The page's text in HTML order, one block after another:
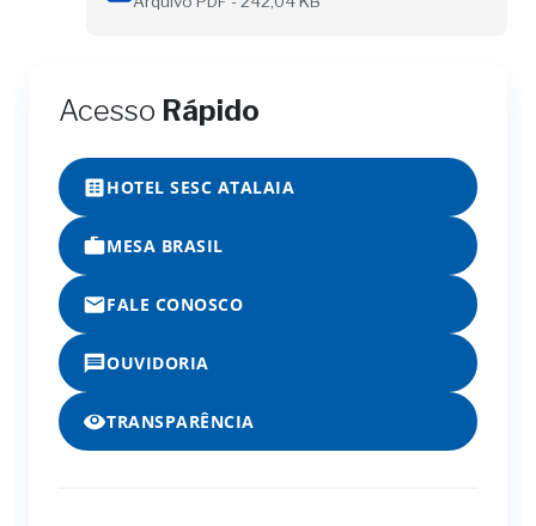
Acesso Rápido
HOTEL SESC ATALAIA
MESA BRASIL
FALE CONOSCO
OUVIDORIA
TRANSPARÊNCIA